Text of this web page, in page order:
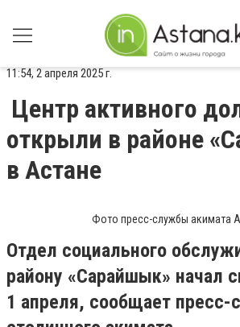
11:54, 2 апреля 2025 г.
Центр активного
открыли в районе
в Астане
Фото пресс-службы акимата
Отдел социального
району «Сарайшык» начал
1 апреля, сообщает пресс-